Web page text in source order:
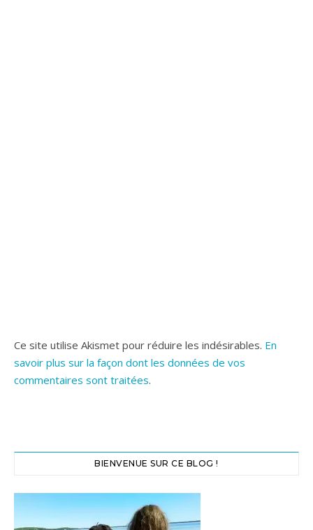
Ce site utilise Akismet pour réduire les indésirables. En
savoir plus sur la façon dont les données de vos
commentaires sont traitées.
BIENVENUE SUR CE BLOG !